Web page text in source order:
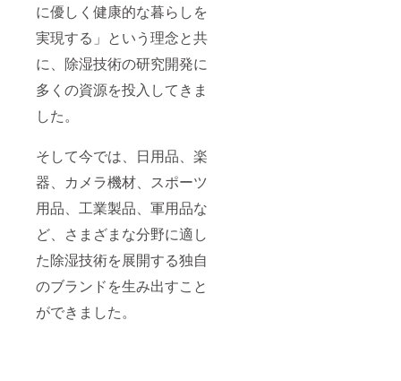
に優しく健康的な暮らしを
実現する」という理念と共
に、除湿技術の研究開発に
多くの資源を投入してきま
した。
そして今では、日用品、楽
器、カメラ機材、スポーツ
用品、工業製品、軍用品な
ど、さまざまな分野に適し
た除湿技術を展開する独自
のブランドを生み出すこと
ができました。